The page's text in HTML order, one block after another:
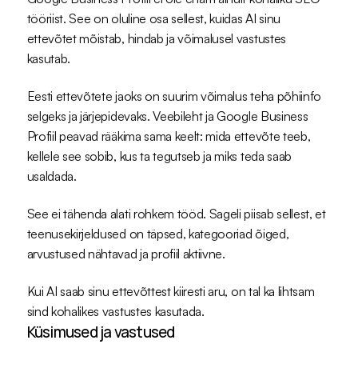
tööriist. See on oluline osa sellest, kuidas AI sinu
ettevõtet mõistab, hindab ja võimalusel vastustes
kasutab.
Eesti ettevõtete jaoks on suurim võimalus teha põhiinfo
selgeks ja järjepidevaks. Veebileht ja Google Business
Profiil peavad rääkima sama keelt: mida ettevõte teeb,
kellele see sobib, kus ta tegutseb ja miks teda saab
usaldada.
See ei tähenda alati rohkem tööd. Sageli piisab sellest, et
teenusekirjeldused on täpsed, kategooriad õiged,
arvustused nähtavad ja profiil aktiivne.
Kui AI saab sinu ettevõttest kiiresti aru, on tal ka lihtsam
sind kohalikes vastustes kasutada.
Küsimused ja vastused